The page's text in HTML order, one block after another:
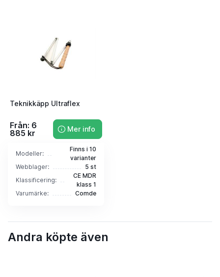
Teknikkäpp Ultraflex
Från: 6
885 kr
Mer info
Modeller:
Finns i 10
varianter
Webblager:
5 st
Klassificering:
CE MDR
klass 1
Varumärke:
Comde
Andra köpte även